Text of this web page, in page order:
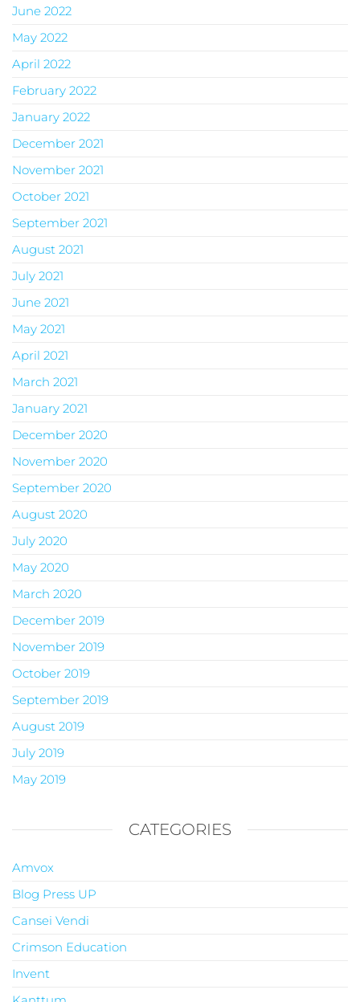
June 2022
May 2022
April 2022
February 2022
January 2022
December 2021
November 2021
October 2021
September 2021
August 2021
July 2021
June 2021
May 2021
April 2021
March 2021
January 2021
December 2020
November 2020
September 2020
August 2020
July 2020
May 2020
March 2020
December 2019
November 2019
October 2019
September 2019
August 2019
July 2019
May 2019
CATEGORIES
Amvox
Blog Press UP
Cansei Vendi
Crimson Education
Invent